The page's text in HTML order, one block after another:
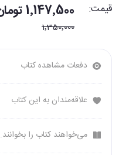
قیمت: 1٬147٬500 تومان
1٬350٬000
دفعات مشاهده کتاب
علاقه‌مندان به این کتاب
می‌خواهند کتاب را بخوانند.